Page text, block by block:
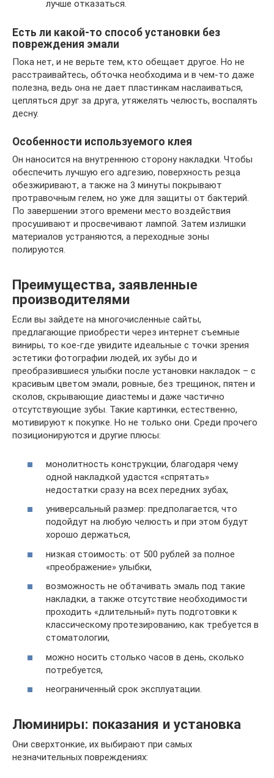
лучше отказаться.
Есть ли какой-то способ установки без
повреждения эмали
Пока нет, и не верьте тем, кто обещает другое. Но не
расстраивайтесь, обточка необходима и в чем-то даже
полезна, ведь она не дает пластинкам наслаиваться,
цепляться друг за друга, утяжелять челюсть, воспалять
десну.
Особенности используемого клея
Он наносится на внутреннюю сторону накладки. Чтобы
обеспечить лучшую его адгезию, поверхность резца
обезжиривают, а также на 3 минуты покрывают
протравочным гелем, но уже для защиты от бактерий.
По завершении этого времени место воздействия
просушивают и просвечивают лампой. Затем излишки
материалов устраняются, а переходные зоны
полируются.
Преимущества, заявленные
производителями
Если вы зайдете на многочисленные сайты,
предлагающие приобрести через интернет съемные
виниры, то кое-где увидите идеальные с точки зрения
эстетики фотографии людей, их зубы до и
преобразившиеся улыбки после установки накладок – с
красивым цветом эмали, ровные, без трещинок, пятен и
сколов, скрывающие диастемы и даже частично
отсутствующие зубы. Такие картинки, естественно,
мотивируют к покупке. Но не только они. Среди прочего
позиционируются и другие плюсы:
монолитность конструкции, благодаря чему
одной накладкой удастся «спрятать»
недостатки сразу на всех передних зубах,
универсальный размер: предполагается, что
подойдут на любую челюсть и при этом будут
хорошо держаться,
низкая стоимость: от 500 рублей за полное
«преображение» улыбки,
возможность не обтачивать эмаль под такие
накладки, а также отсутствие необходимости
проходить «длительный» путь подготовки к
классическому протезированию, как требуется в
стоматологии,
можно носить столько часов в день, сколько
потребуется,
неограниченный срок эксплуатации.
Люминиры: показания и установка
Они сверхтонкие, их выбирают при самых
незначительных повреждениях: